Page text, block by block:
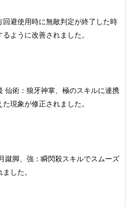
避使用時に無敵判定が終了した時
ように改善されました。
仙術：狼牙神掌、極のスキルに連携
現象が修正されました。
蹴脚、強：瞬閃殺スキルでスムーズ
した。